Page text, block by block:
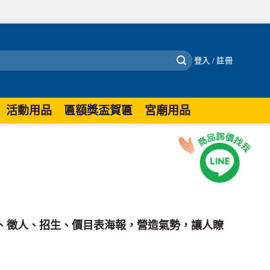
登入 / 註冊
活動用品 匾額獎盃賀匾 宮廟用品
人、招生、價目表海報，營造氣勢，讓人瞭